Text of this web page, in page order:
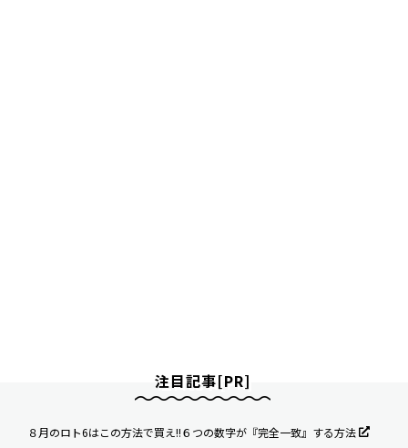
注目記事[PR]
８月のロト6はこの方法で買え!!６つの数字が『完全一致』する方法